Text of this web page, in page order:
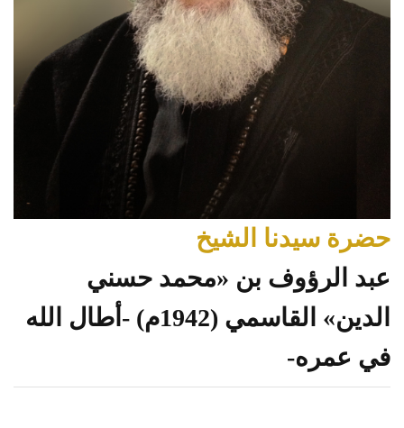
حضرة سيدنا الشيخ
عبد الرؤوف بن «محمد حسني
الدين» القاسمي (1942م) -أطال الله
في عمره-